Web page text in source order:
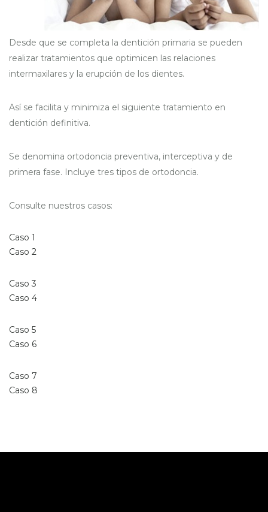
Desde que se completa la dentición primaria se pueden
realizar tratamientos que optimicen las relaciones
intermaxilares y la erupción de los dientes.
Así se facilita y minimiza el siguiente tratamiento en
dentición definitiva.
Se denomina ortodoncia preventiva, interceptiva y de
primera fase. Incluye tres tipos de ortodoncia.
Consulte nuestros casos:
Caso 1
Caso 2
Caso 3
Caso 4
Caso 5
Caso 6
Caso 7
Caso 8